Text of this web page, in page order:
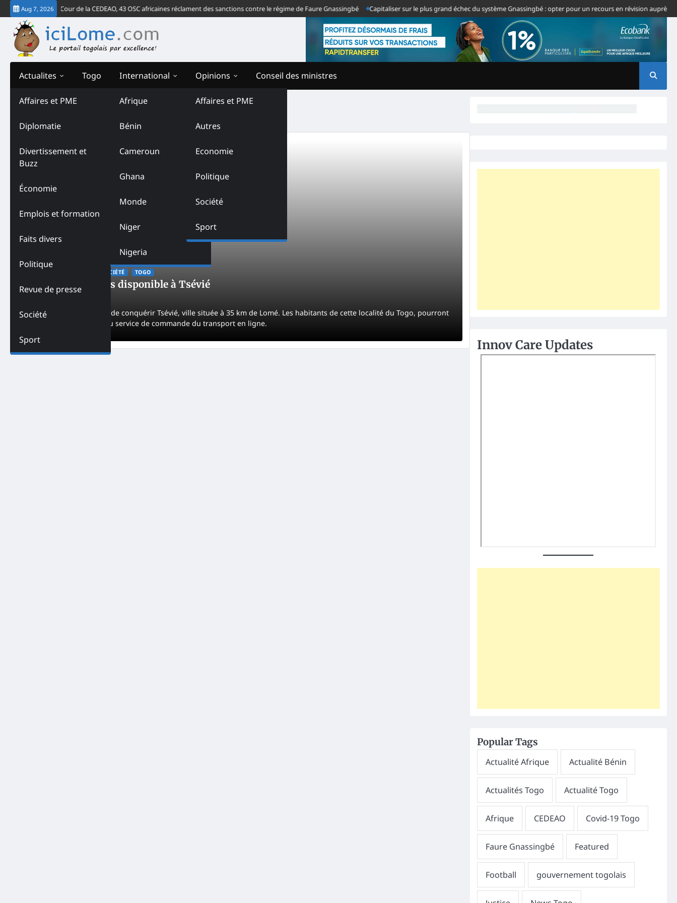
Skip
to
content
Aug 7, 2026
le verdict de la Cour de la CEDEAO, 43 OSC africaines réclament des sanctions contre le régime de Faure Gnassingbé Capitaliser sur le plus grand échec du système Gnassingbé : opter pour un recours en révision auprès de la
Actualites
Affaires et PME
Diplomatie
Divertissement et
Buzz
Économie
Emplois et formation
Faits divers
Politique
Revue de presse
Société
Sport
Togo International
Afrique
Bénin
Cameroun
Ghana
Monde
Niger
Nigeria
Opinions
Affaires et PME
Autres
Economie
Politique
Société
Sport
Conseil des ministres
Tag:Gozem Togo
SOCIÉTÉ TOGO
Gozem désormais disponible à Tsévié
La startup Gozem vient de conquérir Tsévié, ville située à 35 km de Lomé. Les habitants de cette localité du Togo, pourront
désormais bénéficier du service de commande du transport en ligne.
Innov Care Updates
Popular Tags